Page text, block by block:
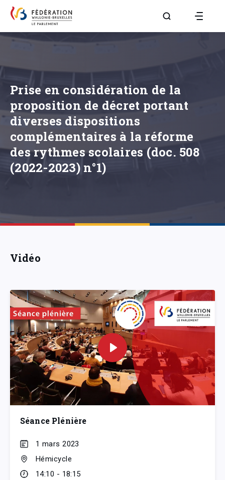
Aller à la page
Prise en considération de la
proposition de décret portant
diverses dispositions
complémentaires à la réforme
des rythmes scolaires (doc. 508
(2022-2023) n°1)
Vidéo
Séance Plénière
1 mars 2023
Hémicycle
14:10 - 18:15